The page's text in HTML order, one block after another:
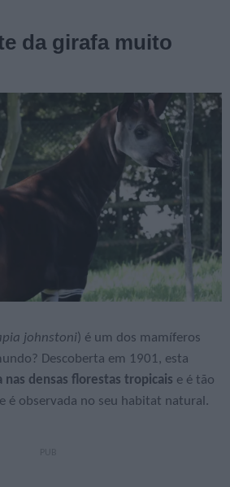
da girafa muito
johnstoni) é um dos mamíferos
Descoberta em 1901, esta
nas densas florestas tropicais e é tão
é observada no seu habitat natural.